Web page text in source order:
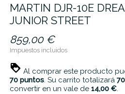
MARTIN DJR-10E
JUNIOR STREET
859,00 €
Impuestos incluidos
Al comprar este producto
70 puntos. Su carrito totalizará 70
convertir en un vale de 14,00 €.